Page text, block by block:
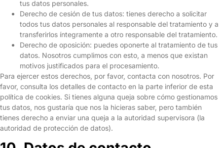
tus datos personales.
Derecho de cesión de tus datos: tienes derecho a solicitar
todos tus datos personales al responsable del tratamiento y a
transferirlos íntegramente a otro responsable del tratamiento.
Derecho de oposición: puedes oponerte al tratamiento de tus
datos. Nosotros cumplimos con esto, a menos que existan
motivos justificados para el procesamiento.
Para ejercer estos derechos, por favor, contacta con nosotros. Por
favor, consulta los detalles de contacto en la parte inferior de esta
política de cookies. Si tienes alguna queja sobre cómo gestionamos
tus datos, nos gustaría que nos la hicieras saber, pero también
tienes derecho a enviar una queja a la autoridad supervisora (la
autoridad de protección de datos).